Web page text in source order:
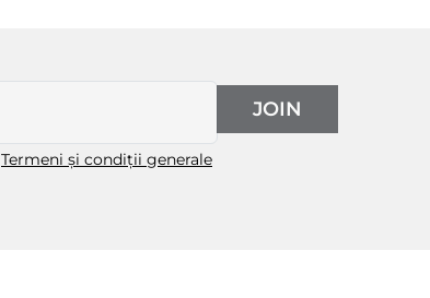
Termeni și condiții generale
JOIN